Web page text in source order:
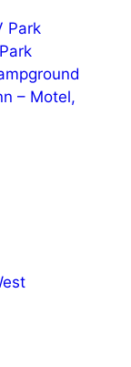
Park
– Motel,